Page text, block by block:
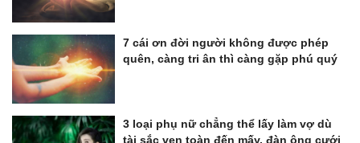
7 cái ơn đời người không được phép
quên, càng tri ân thì càng gặp phú quý
3 loại phụ nữ chẳng thể lấy làm vợ dù
tài sắc vẹn toàn đến mấy, đàn ông cưới